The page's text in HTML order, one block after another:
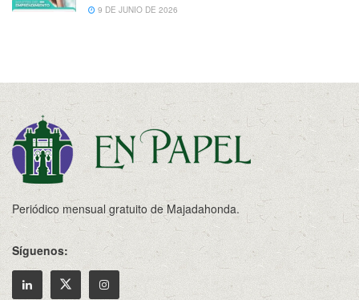
9 DE JUNIO DE 2026
Periódico mensual gratuito de Majadahonda.
Síguenos: